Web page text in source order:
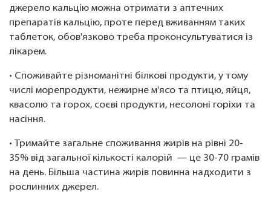
джерело кальцію можна отримати з аптечних
препаратів кальцію, проте перед вживанням таких
таблеток, обов'язково треба проконсультуватися із
лікарем.
• Споживайте різноманітні білкові продукти, у тому
числі морепродукти, нежирне м'ясо та птицю, яйця,
квасолю та горох, соєві продукти, несолоні горіхи та
насіння.
• Тримайте загальне споживання жирів на рівні 20-
35% від загальної кількості калорій — це 30-70 грамів
на день. Більша частина жирів повинна надходити з
рослинних джерел.